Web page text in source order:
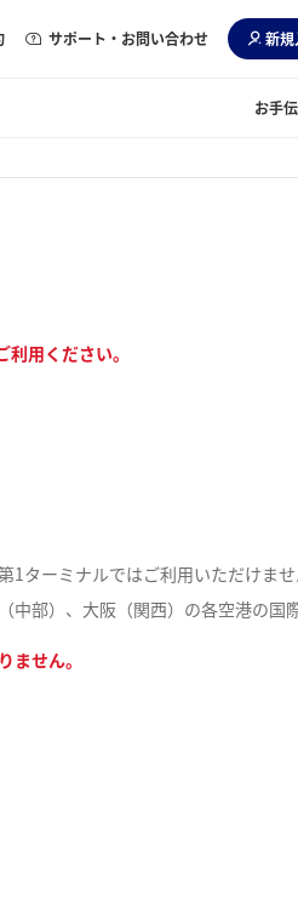
サポート・お問い合わせ 新規
お手
用ください。
ターミナルではご利用いただけませ
部）、大阪（関西）の各空港の国
せん。